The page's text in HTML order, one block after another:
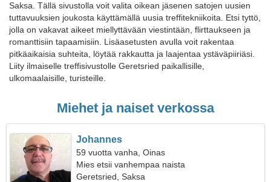
Saksa. Tällä sivustolla voit valita oikean jäsenen satojen uusien
tuttavuuksien joukosta käyttämällä uusia treffitekniikoita. Etsi tyttö,
jolla on vakavat aikeet miellyttävään viestintään, flirttaukseen ja
romanttisiin tapaamisiin. Lisäasetusten avulla voit rakentaa
pitkäaikaisia suhteita, löytää rakkautta ja laajentaa ystäväpiiriäsi.
Liity ilmaiselle treffisivustolle Geretsried paikallisille,
ulkomaalaisille, turisteille.
Miehet ja naiset verkossa
Johannes
59 vuotta vanha, Oinas
Mies etsii vanhempaa naista
Geretsried, Saksa